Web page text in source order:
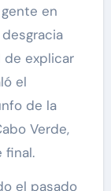
en
de explicar
el
de la
Verde,
final.
el pasado